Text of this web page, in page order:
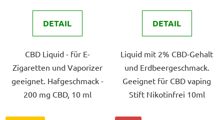
DETAIL
CBD Liquid - für E-
Zigaretten und Vaporizer
geeignet. Hafgeschmack -
200 mg CBD, 10 ml
DETAIL
Liquid mit 2% CBD-Gehalt
und Erdbeergeschmack.
Geeignet für CBD vaping
Stift Nikotinfrei 10ml